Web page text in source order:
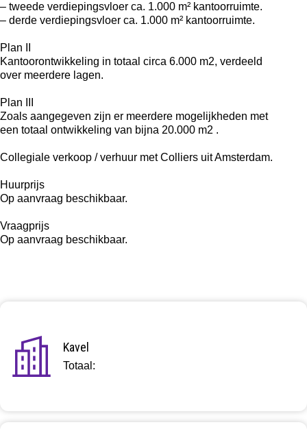
– tweede verdiepingsvloer ca. 1.000 m² kantoorruimte.
– derde verdiepingsvloer ca. 1.000 m² kantoorruimte.
Plan II
Kantoorontwikkeling in totaal circa 6.000 m2, verdeeld
over meerdere lagen.
Plan III
Zoals aangegeven zijn er meerdere mogelijkheden met
een totaal ontwikkeling van bijna 20.000 m2 .
Collegiale verkoop / verhuur met Colliers uit Amsterdam.
Huurprijs
Op aanvraag beschikbaar.
Vraagprijs
Op aanvraag beschikbaar.
Kavel
Totaal: